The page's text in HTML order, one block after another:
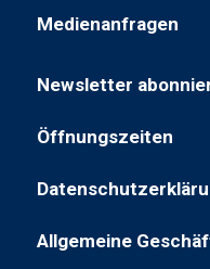
geöffnet)
neuen
einer
Registerkarte)
Medienanfragen
(öffnet
einer
Registerkarte)
Newsletter
(öffnet
in
einem
neuen
Öffnungszeiten
(öffnet
Tab)
(öffnet
Allgemeine
(wird